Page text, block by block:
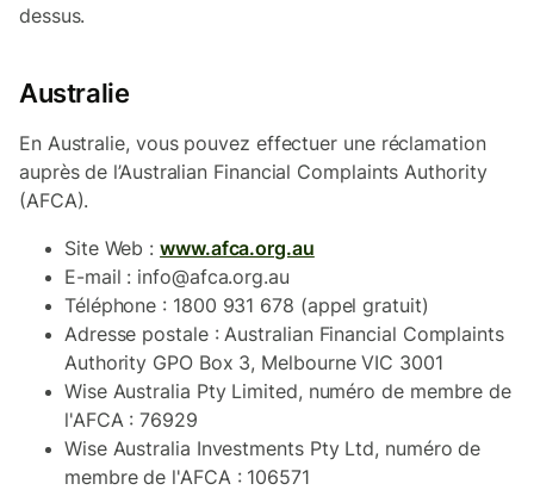
dessus.
Australie
En Australie, vous pouvez effectuer une réclamation
auprès de l’Australian Financial Complaints Authority
(AFCA).
Site Web :www.afca.org.au
E-mail : info@afca.org.au
Téléphone : 1800 931 678 (appel gratuit)
Adresse postale : Australian Financial Complaints
Authority GPO Box 3, Melbourne VIC 3001
Wise Australia Pty Limited, numéro de membre de
l'AFCA : 76929
Wise Australia Investments Pty Ltd, numéro de
membre de l'AFCA : 106571